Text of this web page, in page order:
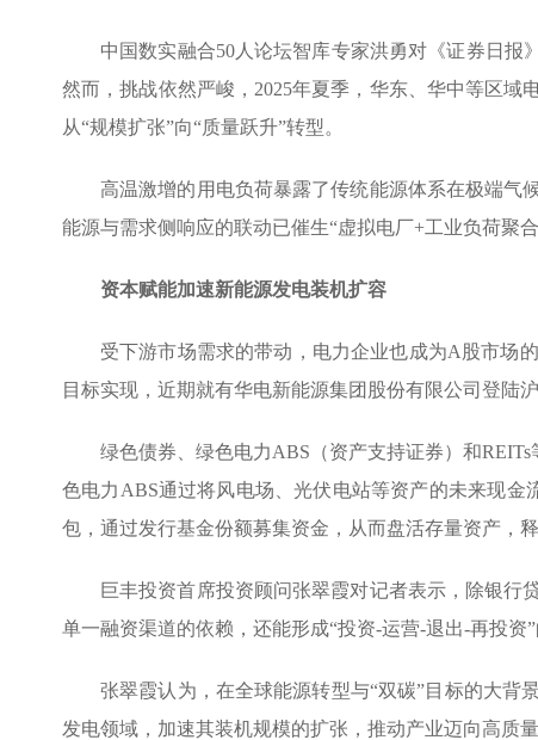
中国数实融合50人论坛智库专家洪勇对《证券日报
然而，挑战依然严峻，2025年夏季，华东、华中等区
从“规模扩张”向“质量跃升”转型。
高温激增的用电负荷暴露了传统能源体系在极端气
能源与需求侧响应的联动已催生“虚拟电厂+工业负荷聚
资本赋能加速新能源发电装机扩容
受下游市场需求的带动，电力企业也成为A股市场
目标实现，近期就有华电新能源集团股份有限公司登陆
绿色债券、绿色电力ABS（资产支持证券）和
色电力ABS通过将风电场、光伏电站等资产的未来现
包，通过发行基金份额募集资金，从而盘活存量资产，
巨丰投资首席投资顾问张翠霞对记者表示，除银
单一融资渠道的依赖，还能形成“投资-运营-退出-再投资”
张翠霞认为，在全球能源转型与“双碳”目标的大背
发电领域，加速其装机规模的扩张，推动产业迈向高质量